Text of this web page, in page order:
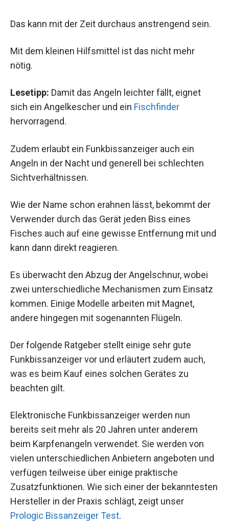
Das kann mit der Zeit durchaus anstrengend sein.
Mit dem kleinen Hilfsmittel ist das nicht mehr
nötig.
Lesetipp: Damit das Angeln leichter fällt, eignet
sich ein Angelkescher und ein Fischfinder
hervorragend.
Zudem erlaubt ein Funkbissanzeiger auch ein
Angeln in der Nacht und generell bei schlechten
Sichtverhältnissen.
Wie der Name schon erahnen lässt, bekommt der
Verwender durch das Gerät jeden Biss eines
Fisches auch auf eine gewisse Entfernung mit und
kann dann direkt reagieren.
Es überwacht den Abzug der Angelschnur, wobei
zwei unterschiedliche Mechanismen zum Einsatz
kommen. Einige Modelle arbeiten mit Magnet,
andere hingegen mit sogenannten Flügeln.
Der folgende Ratgeber stellt einige sehr gute
Funkbissanzeiger vor und erläutert zudem auch,
was es beim Kauf eines solchen Gerätes zu
beachten gilt.
Elektronische Funkbissanzeiger werden nun
bereits seit mehr als 20 Jahren unter anderem
beim Karpfenangeln verwendet. Sie werden von
vielen unterschiedlichen Anbietern angeboten und
verfügen teilweise über einige praktische
Zusatzfunktionen. Wie sich einer der bekanntesten
Hersteller in der Praxis schlägt, zeigt unser
Prologic Bissanzeiger Test.